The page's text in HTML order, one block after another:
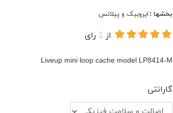
بخشها : ایروبیک و پیلاتس
از 1 رای
Liveup mini loop cache model LP8414-M
گارانتی